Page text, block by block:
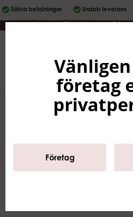
Säkra betalningar Snabb leverans
Företag |
La
företag
Företag